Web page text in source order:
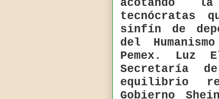
acotando
tecnócratas
sinfín de
del
Pemex. Luz
Secretaría
equilibrio
Gobierno